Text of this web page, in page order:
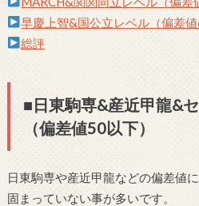
早慶上智&国公立レベル（偏差
総評
■日東駒専&産近甲龍&
（偏差値50以下）
日東駒専や産近甲龍などの偏差値
固まっていない事が多いです。